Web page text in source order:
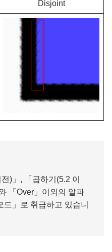
Disjoint
)」, 「곱하기(5.2 이
「Over」이외의 알파
」로 취급하고 있습니